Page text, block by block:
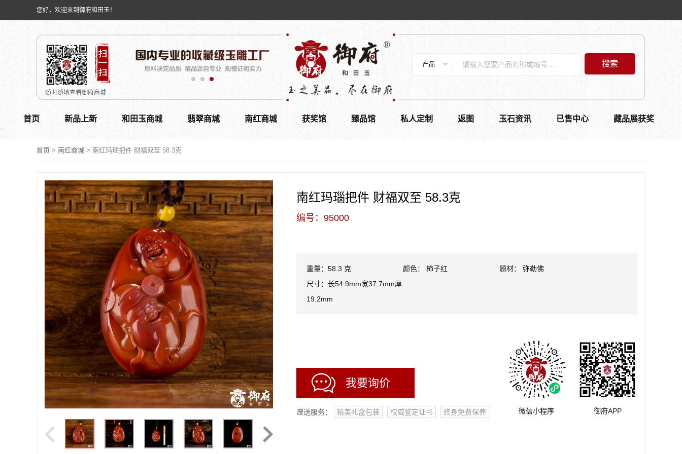
您好，欢迎来到御府和田玉！
随时随地查看御府商城
产品 搜索
首页 新品上新 和田玉商城 翡翠商城 南红商城 获奖馆 臻品馆 私人定制 返图 玉石资讯 已售中心 藏品展获奖
首页 > 南红商城 > 南红玛瑙把件 财福双至 58.3克
南红玛瑙把件 财福双至 58.3克
编号：95000
重量：58.3 克 颜色： 柿子红
题材： 弥勒佛
尺寸：长54.9mm宽37.7mm厚
19.2mm
我要询价
赠送服务： 精美礼盒包装 权威鉴定证书 终身免费保养 微信小程序 御府APP